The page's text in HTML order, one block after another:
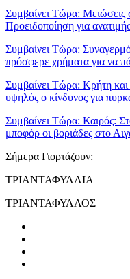
Συμβαίνει Τώρα: Μειώσεις
Προειδοποίηση για
Συμβαίνει Τώρα:
πρόσφερε χρήματα για να
Συμβαίνει Τώρα: Κρήτη
υψηλός ο κίνδυνος για
Συμβαίνει Τώρα: Καιρός:
μποφόρ οι βοριάδες στο
Σήμερα Γιορτάζουν:
ΤΡΙΑΝΤΑΦΥΛΛΙΑ
ΤΡΙΑΝΤΑΦΥΛΛΟΣ